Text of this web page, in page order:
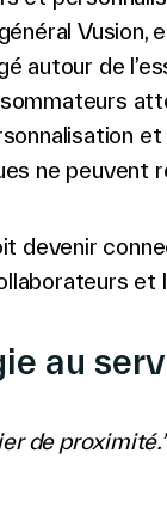
Vusion,
autour de
ne peuvent
devenir
et
au
de